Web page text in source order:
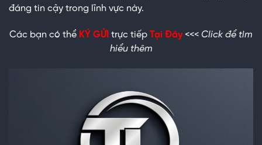
đáng tin cậy trong lĩnh vực này.
Các bạn có thể KÝ GỬI trực tiếp Tại Đây<<< Click để tìm
hiểu thêm